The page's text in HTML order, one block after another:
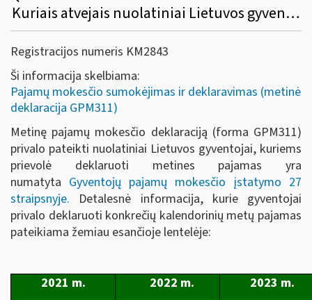
Kuriais atvejais nuolatiniai Lietuvos gyventojai privalo deklaruoti 2021 - 2025 metų pajamas?
Registracijos numeris KM2843
Ši informacija skelbiama:
Pajamų mokesčio sumokėjimas ir deklaravimas (metinė
deklaracija GPM311)
Metinę pajamų mokesčio deklaraciją (forma GPM311)
privalo pateikti nuolatiniai Lietuvos gyventojai, kuriems
prievolė deklaruoti metines pajamas yra
numatyta Gyventojų pajamų mokesčio įstatymo 27
straipsnyje. Detalesnė informacija, kurie gyventojai
privalo deklaruoti konkrečių kalendorinių metų pajamas
pateikiama žemiau esančioje lentelėje:
2021 m. 2022 m.
2023 m.